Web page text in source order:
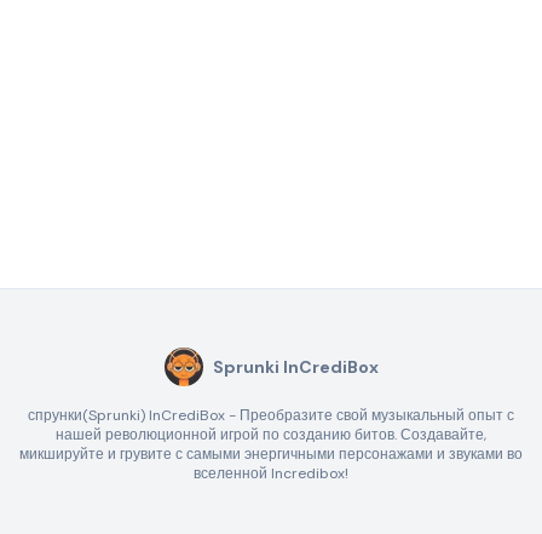
Sprunki InCrediBox
спрунки(Sprunki) InCrediBox - Преобразите свой музыкальный опыт с
нашей революционной игрой по созданию битов. Создавайте,
микшируйте и грувите с самыми энергичными персонажами и звуками во
вселенной Incredibox!